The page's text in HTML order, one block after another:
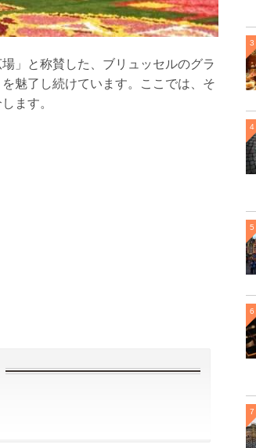
」と称賛した、ブリュッセルのグラ
魅了し続けています。ここでは、そ
ます。
3
4
5
6
7